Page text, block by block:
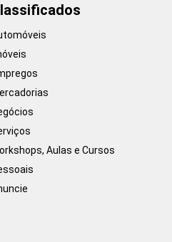
Aulas e Cursos